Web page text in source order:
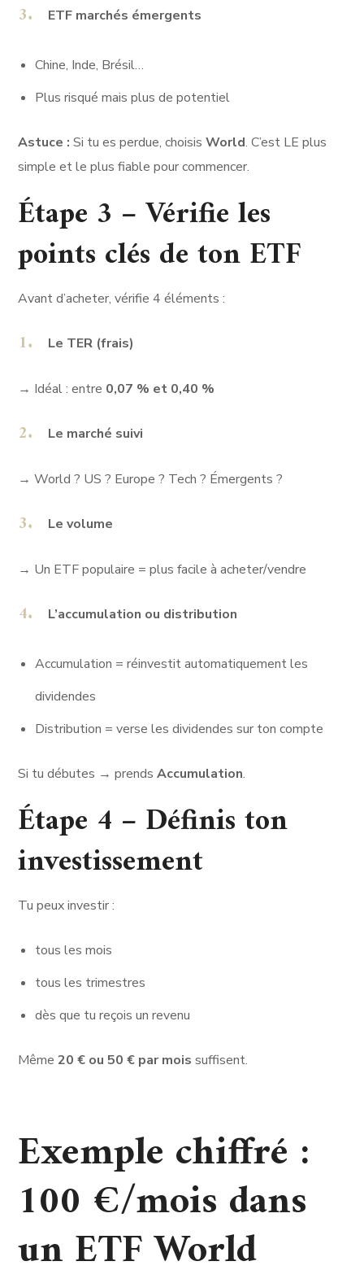
ETF marchés émergents
Chine, Inde, Brésil…
Plus risqué mais plus de potentiel
Astuce : Si tu es perdue, choisisWorld. C’est LE plus
simple et le plus fiable pour commencer.
Étape 3 – Vérifie les
points clés de ton ETF
Avant d’acheter, vérifie 4 éléments :
Le TER (frais)
→ Idéal : entre 0,07 % et 0,40 %
Le marché suivi
→ World ? US ? Europe ? Tech ? Émergents ?
Le volume
→ Un ETF populaire = plus facile à acheter/vendre
L’accumulation ou distribution
Accumulation = réinvestit automatiquement les
dividendes
Distribution = verse les dividendes sur ton compte
Si tu débutes → prendsAccumulation.
Étape 4 – Définis ton
investissement
Tu peux investir :
tous les mois
tous les trimestres
dès que tu reçois un revenu
Même20 € ou 50 € par mois suffisent.
Exemple chiffré :
100 €/mois dans
un ETF World